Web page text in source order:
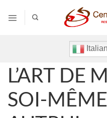
contenuti
Italian
L’ART DE
SOI-